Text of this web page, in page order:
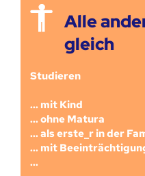
Alle
gleich
Studieren
... mit Kind
... ohne Matura
... als erste_r in der
... mit
...